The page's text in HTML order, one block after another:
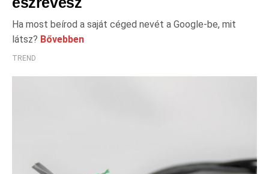
Ha most beírod a saját céged nevét a Google-be, mit
látsz? Bővebben
TREND